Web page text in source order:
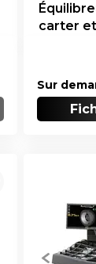
carter
Sur